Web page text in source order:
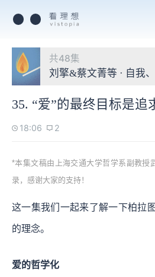
共48集
刘擎&蔡文菁等 · 自我
35. “爱”的最终目标是追
18:06 2
*本集文稿由上海交通大学哲学系副教授
录，感谢大家的支持！
这一集我们一起来了解一下柏拉
的理念。
爱的哲学化